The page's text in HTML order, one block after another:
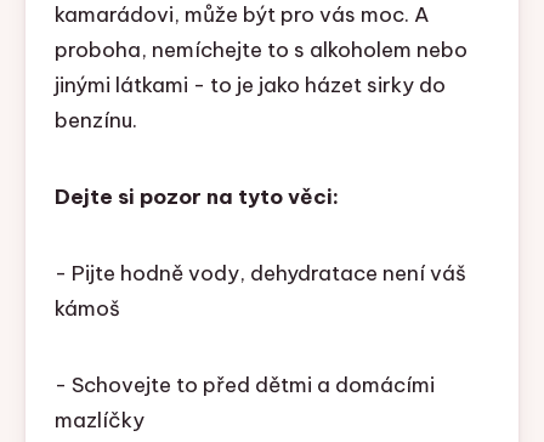
kamarádovi, může být pro vás moc. A
proboha, nemíchejte to s alkoholem nebo
jinými látkami - to je jako házet sirky do
benzínu.
Dejte si pozor na tyto věci:
- Pijte hodně vody, dehydratace není váš
kámoš
- Schovejte to před dětmi a domácími
mazlíčky